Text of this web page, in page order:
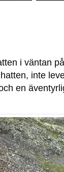
i väntan
inte
en